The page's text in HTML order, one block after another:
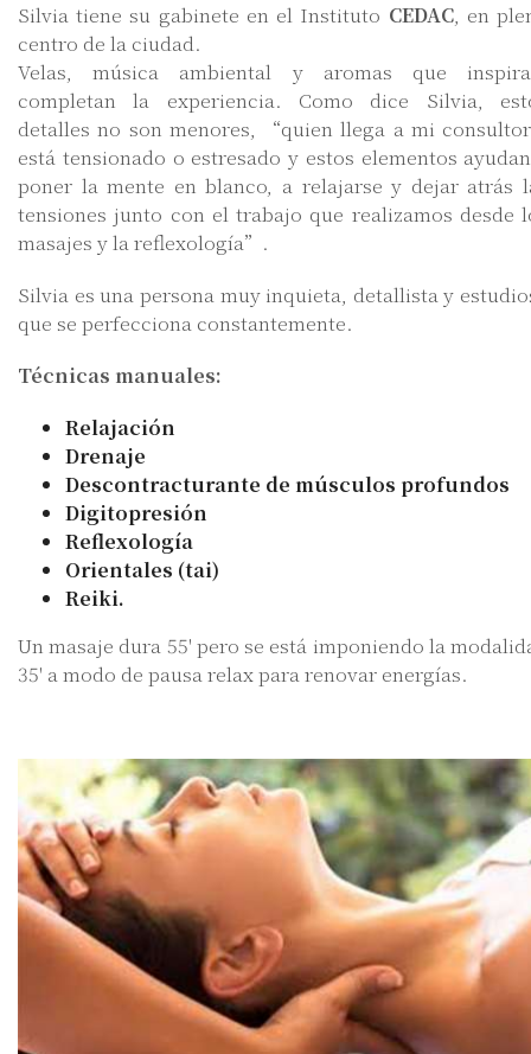
Silvia tiene su gabinete en el Instituto CEDAC, en
centro de la ciudad.
Velas, música ambiental y aromas que
completan la experiencia. Como dice Silvia,
detalles no son menores, “quien llega a mi
está tensionado o estresado y estos elementos
poner la mente en blanco, a relajarse y dejar atrás
tensiones junto con el trabajo que realizamos desde
masajes y la reflexología”.
Silvia es una persona muy inquieta, detallista y
que se perfecciona constantemente.
Técnicas manuales:
Relajación
Drenaje
Descontracturante de músculos profundos
Digitopresión
Reflexología
Orientales (tai)
Reiki.
Un masaje dura 55' pero se está imponiendo la
35' a modo de pausa relax para renovar energías.